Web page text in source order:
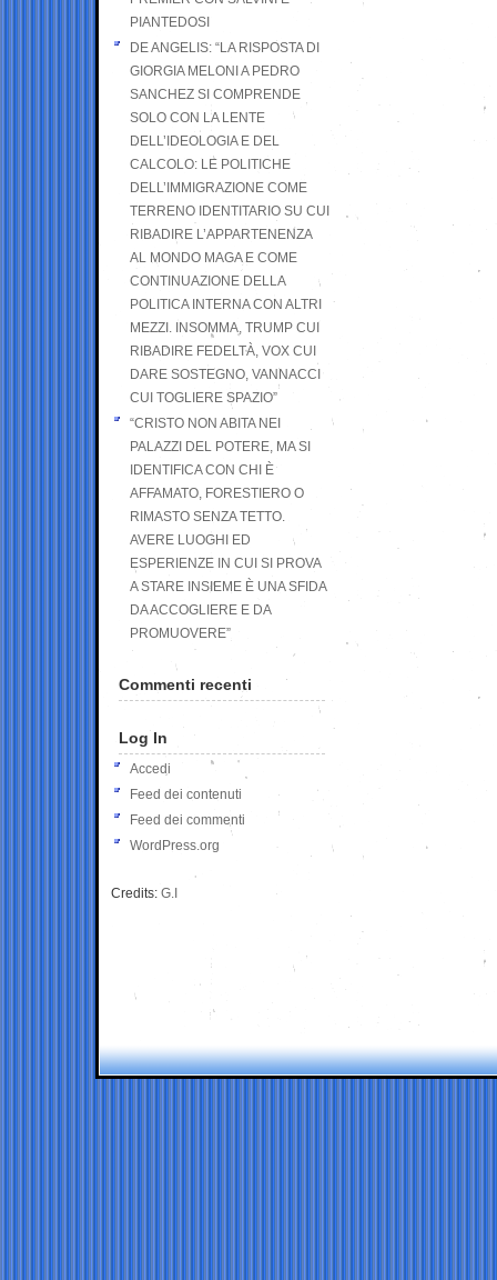
PIANTEDOSI
DE ANGELIS: “LA RISPOSTA DI
GIORGIA MELONI A PEDRO
SANCHEZ SI COMPRENDE
SOLO CON LA LENTE
DELL’IDEOLOGIA E DEL
CALCOLO: LE POLITICHE
DELL’IMMIGRAZIONE COME
TERRENO IDENTITARIO SU CUI
RIBADIRE L’APPARTENENZA
AL MONDO MAGA E COME
CONTINUAZIONE DELLA
POLITICA INTERNA CON ALTRI
MEZZI. INSOMMA, TRUMP CUI
RIBADIRE FEDELTÀ, VOX CUI
DARE SOSTEGNO, VANNACCI
CUI TOGLIERE SPAZIO”
“CRISTO NON ABITA NEI
PALAZZI DEL POTERE, MA SI
IDENTIFICA CON CHI È
AFFAMATO, FORESTIERO O
RIMASTO SENZA TETTO.
AVERE LUOGHI ED
ESPERIENZE IN CUI SI PROVA
A STARE INSIEME È UNA SFIDA
DA ACCOGLIERE E DA
PROMUOVERE”
Commenti recenti
Log In
Accedi
Feed dei contenuti
Feed dei commenti
WordPress.org
Credits: G.I